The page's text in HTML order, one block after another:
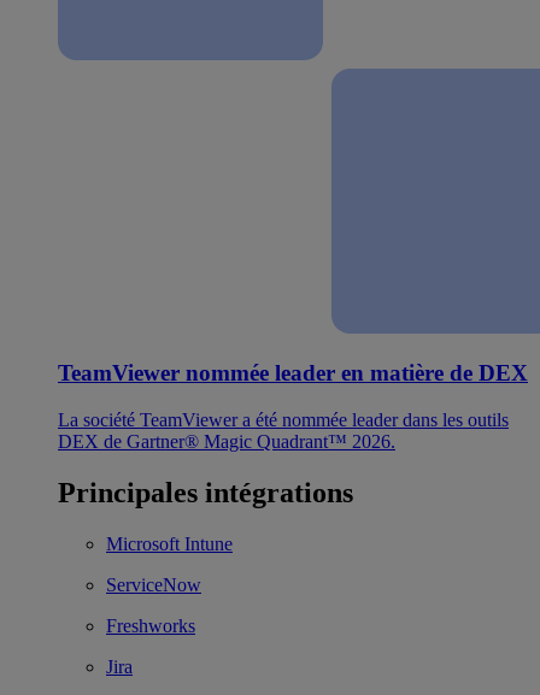
TeamViewer nommée leader en matière de DEX
La société TeamViewer a été nommée leader dans les outils
DEX de Gartner® Magic Quadrant™ 2026.
Principales intégrations
Microsoft Intune
ServiceNow
Freshworks
Jira